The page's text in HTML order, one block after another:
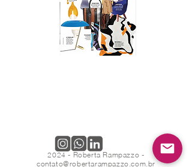
2024 - Roberta Rampazzo -
contato@robertarampazzo.com.br